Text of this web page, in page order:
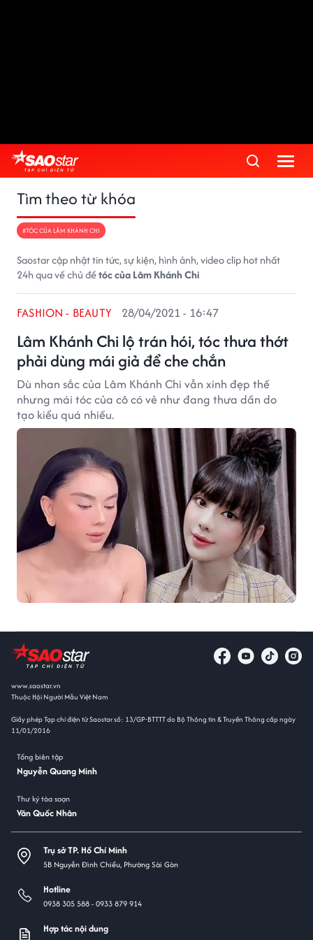
Tìm theo từ khóa
#TÓC CỦA LÂM KHÁNH CHI
Saostar cập nhật tin tức, sự kiện, hình ảnh, video clip hot nhất
24h qua về chủ đềtóc của Lâm Khánh Chi
Lâm Khánh Chi lộ trán hói, tóc thưa thớt
phải dùng mái giả để che chắn
FASHION - BEAUTY 28/04/2021 - 16:47
Dù nhan sắc của Lâm Khánh Chi vẫn xinh đẹp thế
nhưng mái tóc của cô có vẻ như đang thưa dần do
tạo kiểu quá nhiều.
www.saostar.vn
Thuộc Hội Người Mẫu Việt Nam
Giấy phép Tạp chí điện tử Saostar số: 13/GP-BTTTT do Bộ Thông tin & Truyền Thông cấp ngày
11/01/2016
Tổng biên tập
Nguyễn Quang Minh
Thư ký tòa soạn
Văn Quốc Nhân
Trụ sở TP. Hồ Chí Minh
5B Nguyễn Đình Chiểu, Phường Sài Gòn
Hotline
0938 305 588 -0933 879 914
Hợp tác nội dung